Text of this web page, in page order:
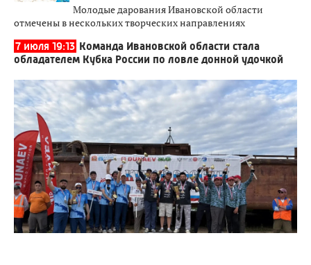
Молодые дарования Ивановской области
отмечены в нескольких творческих направлениях
7 июля 19:13 Команда Ивановской области стала
обладателем Кубка России по ловле донной удочкой